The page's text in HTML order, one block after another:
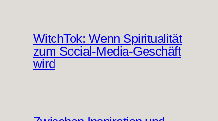
WitchTok: Wenn Spiritualität
zum Social-Media-Geschäft
wird